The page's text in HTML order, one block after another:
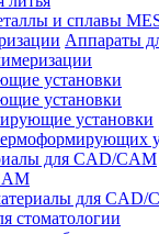
и сплавы
Аппараты
установки
установки
установки
для CAD/CAM
для CAD/
стоматологии